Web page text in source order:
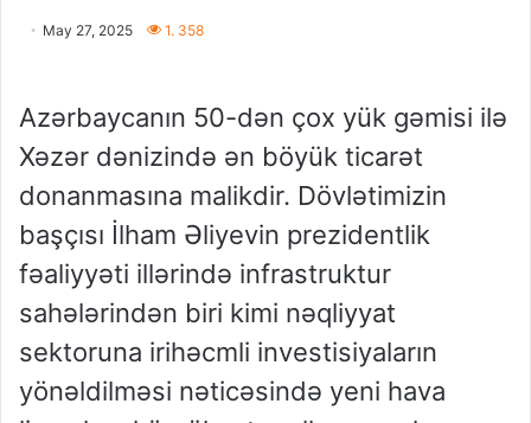
May 27, 2025 1. 358
Azərbaycanın 50-dən çox yük gəmisi ilə
Xəzər dənizində ən böyük ticarət
donanmasına malikdir. Dövlətimizin
başçısı İlham Əliyevin prezidentlik
fəaliyyəti illərində infrastruktur
sahələrindən biri kimi nəqliyyat
sektoruna irihəcmli investisiyaların
yönəldilməsi nəticəsində yeni hava